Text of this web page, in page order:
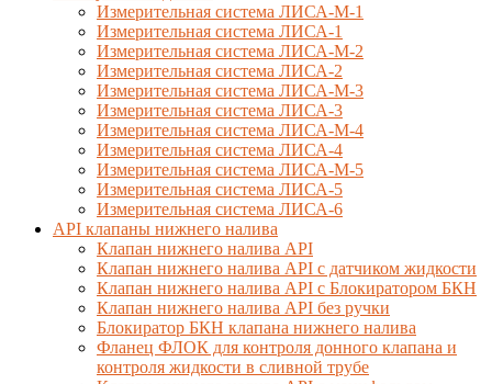
Измерительная система ЛИСА-М-1
Измерительная система ЛИСА-1
Измерительная система ЛИСА-М-2
Измерительная система ЛИСА-2
Измерительная система ЛИСА-М-3
Измерительная система ЛИСА-3
Измерительная система ЛИСА-М-4
Измерительная система ЛИСА-4
Измерительная система ЛИСА-М-5
Измерительная система ЛИСА-5
Измерительная система ЛИСА-6
API клапаны нижнего налива
Клапан нижнего налива API
Клапан нижнего налива API с датчиком жидкости
Клапан нижнего налива API с Блокиратором БКН
Клапан нижнего налива API без ручки
Блокиратор БКН клапана нижнего налива
Фланец ФЛОК для контроля донного клапана и
контроля жидкости в сливной трубе